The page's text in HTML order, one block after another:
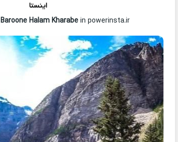
اینستا
Download Music
Baroone Halam Kharabe in powerinsta.ir